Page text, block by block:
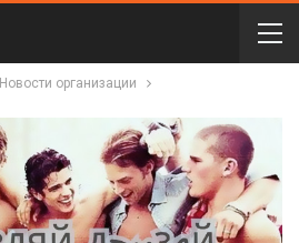
Новости организации